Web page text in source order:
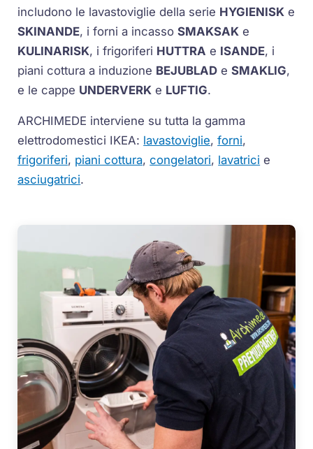
includono le lavastoviglie della serie HYGIENISK e
SKINANDE, i forni a incassoSMAKSAK e
KULINARISK, i frigoriferi HUTTRA e ISANDE, i
piani cottura a induzione BEJUBLAD eSMAKLIG,
e le cappe UNDERVERK e LUFTIG.
ARCHIMEDE interviene su tutta la gamma
elettrodomestici IKEA: lavastoviglie,forni,
frigoriferi, piani cottura,congelatori, lavatrici e
asciugatrici.